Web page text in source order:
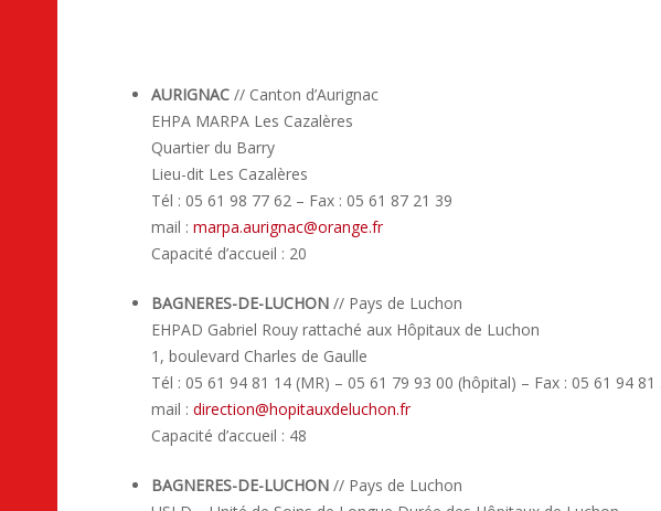
AURIGNAC // Canton d’Aurignac
EHPA MARPA Les Cazalères
Quartier du Barry
Lieu-dit Les Cazalères
Tél : 05 61 98 77 62 – Fax : 05 61 87 21 39
mail : marpa.aurignac@orange.fr
Capacité d’accueil : 20
BAGNERES-DE-LUCHON // Pays de Luchon
EHPAD Gabriel Rouy rattaché aux Hôpitaux de Luchon
1, boulevard Charles de Gaulle
Tél : 05 61 94 81 14 (MR) – 05 61 79 93 00 (hôpital) – Fax : 05 61 94
mail : direction@hopitauxdeluchon.fr
Capacité d’accueil : 48
BAGNERES-DE-LUCHON // Pays de Luchon